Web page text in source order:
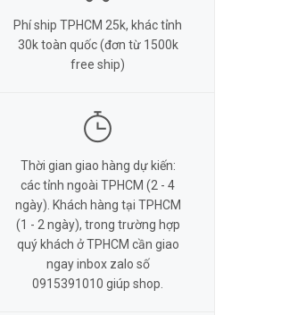
Phí ship TPHCM 25k, khác tỉnh
30k toàn quốc (đơn từ 1500k
free ship)
Thời gian giao hàng dự kiến:
các tỉnh ngoài TPHCM (2 - 4
ngày). Khách hàng tại TPHCM
(1 - 2 ngày), trong trường hợp
quý khách ở TPHCM cần giao
ngay inbox zalo số
0915391010 giúp shop.